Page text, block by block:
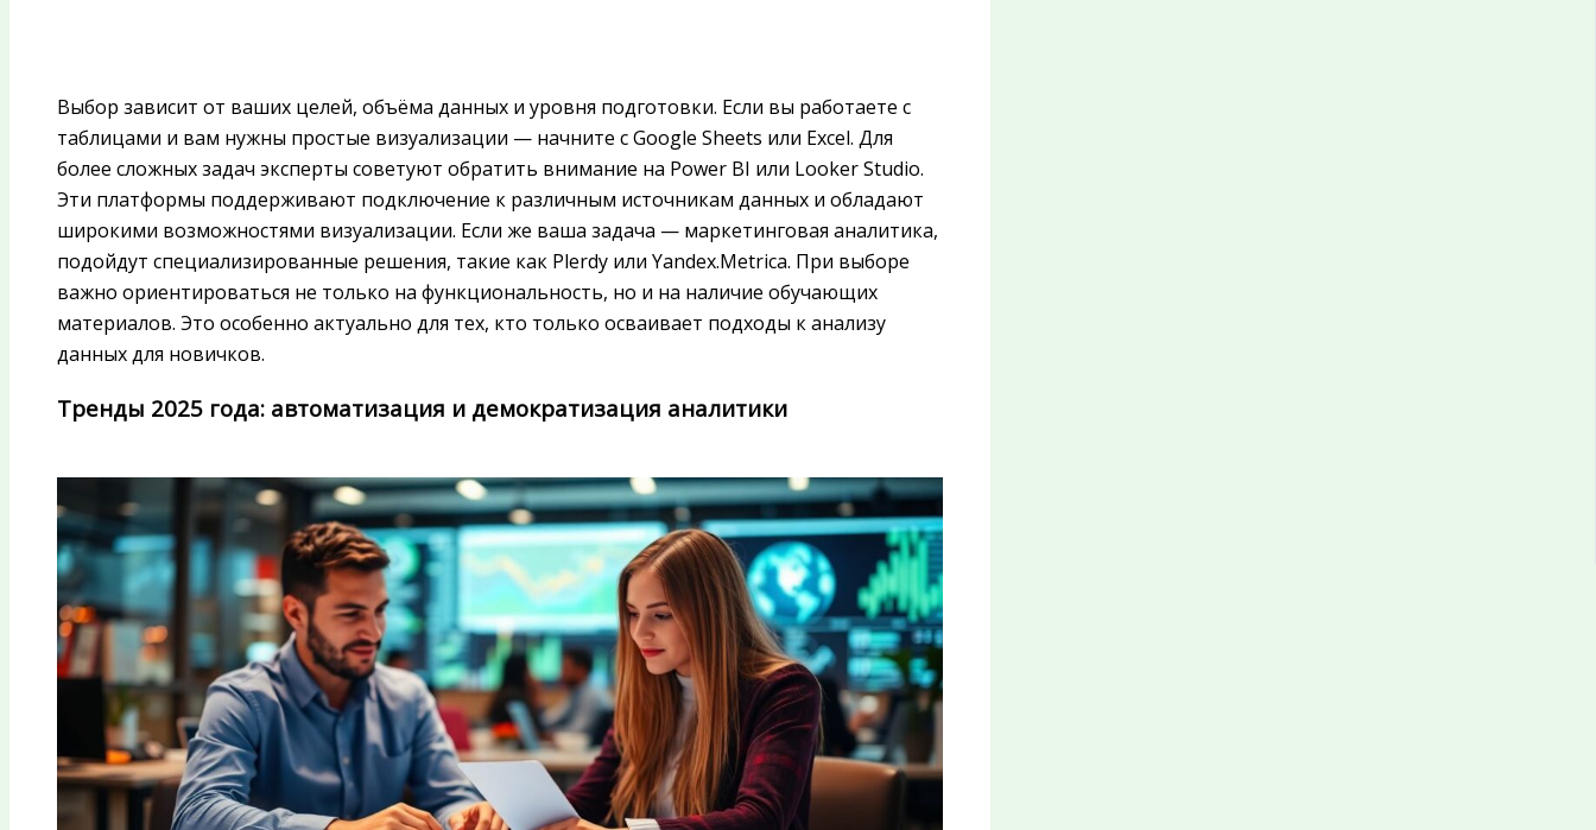
Выбор зависит от ваших целей, объёма данных и уровня подготовки. Если вы работаете с
таблицами и вам нужны простые визуализации — начните с Google Sheets или Excel. Для
более сложных задач эксперты советуют обратить внимание на Power BI или Looker Studio.
Эти платформы поддерживают подключение к различным источникам данных и обладают
широкими возможностями визуализации. Если же ваша задача — маркетинговая аналитика,
подойдут специализированные решения, такие как Plerdy или Yandex.Metrica. При выборе
важно ориентироваться не только на функциональность, но и на наличие обучающих
материалов. Это особенно актуально для тех, кто только осваивает подходы к анализу
данных для новичков.
Тренды 2025 года: автоматизация и демократизация аналитики